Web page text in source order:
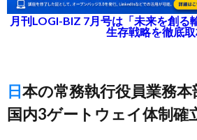
月刊LOGI-BIZ 7月号は「未来を創る
生存戦略を徹底
日本の常務執行役員業務本部長など経験、
国内3ゲートウェイ体制確